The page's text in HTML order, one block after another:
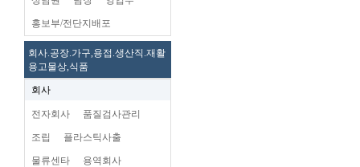
홍보부/전단지배포
회사.공장.가구,용접.생산직.재활
용고물상,식품
회사
전자회사 품질검사관리
조립 플라스틱사출
물류센타 용역회사